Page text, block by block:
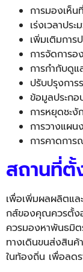
การมองเห็น
เร่งเวลาปร
เพิ่มเติมกา
การจัดการ
การกำกับดูแ
ปรับปรุงการ
ข้อมูลประกอ
การหยุดชะ
การวางแผ
การคาดกา
สถานที่ตั้
เพื่อเพิ่มผลผลิตแล
กส์ของคุณควรตั้ง
ควรมองหาพันธมิ
ทางเดินขนส่งสินค้
ในท้องถิ่น เพื่อลดร